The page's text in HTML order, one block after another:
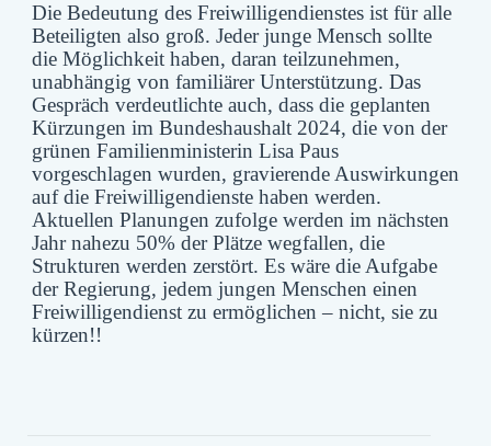
Die Bedeutung des Freiwilligendienstes ist für alle
Beteiligten also groß. Jeder junge Mensch sollte
die Möglichkeit haben, daran teilzunehmen,
unabhängig von familiärer Unterstützung. Das
Gespräch verdeutlichte auch, dass die geplanten
Kürzungen im Bundeshaushalt 2024, die von der
grünen Familienministerin Lisa Paus
vorgeschlagen wurden, gravierende Auswirkungen
auf die Freiwilligendienste haben werden.
Aktuellen Planungen zufolge werden im nächsten
Jahr nahezu 50% der Plätze wegfallen, die
Strukturen werden zerstört. Es wäre die Aufgabe
der Regierung, jedem jungen Menschen einen
Freiwilligendienst zu ermöglichen – nicht, sie zu
kürzen!!